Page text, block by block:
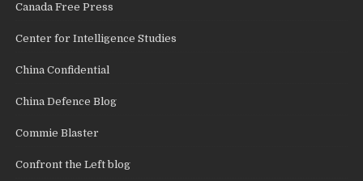
Canada Free Press
Center for Intelligence Studies
China Confidential
China Defence Blog
Commie Blaster
Confront the Left blog